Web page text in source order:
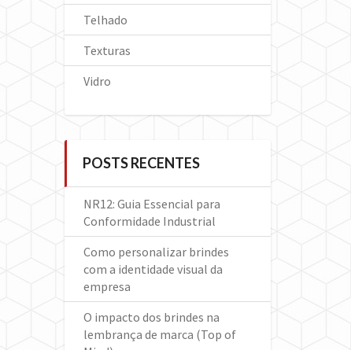
Telhado
Texturas
Vidro
POSTS RECENTES
NR12: Guia Essencial para
Conformidade Industrial
Como personalizar brindes
com a identidade visual da
empresa
O impacto dos brindes na
lembrança de marca (Top of